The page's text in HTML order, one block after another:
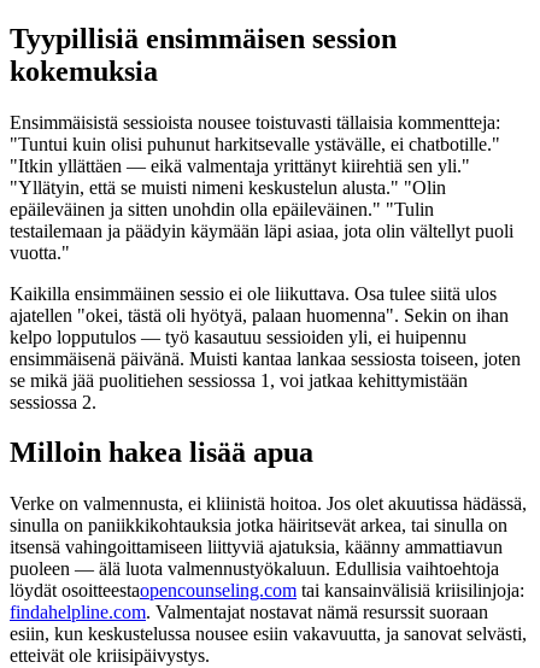
Tyypillisiä ensimmäisen session
kokemuksia
Ensimmäisistä sessioista nousee toistuvasti tällaisia kommentteja:
"Tuntui kuin olisi puhunut harkitsevalle ystävälle, ei chatbotille."
"Itkin yllättäen — eikä valmentaja yrittänyt kiirehtiä sen yli."
"Yllätyin, että se muisti nimeni keskustelun alusta." "Olin
epäileväinen ja sitten unohdin olla epäileväinen." "Tulin
testailemaan ja päädyin käymään läpi asiaa, jota olin vältellyt puoli
vuotta."
Kaikilla ensimmäinen sessio ei ole liikuttava. Osa tulee siitä ulos
ajatellen "okei, tästä oli hyötyä, palaan huomenna". Sekin on ihan
kelpo lopputulos — työ kasautuu sessioiden yli, ei huipennu
ensimmäisenä päivänä. Muisti kantaa lankaa sessiosta toiseen, joten
se mikä jää puolitiehen sessiossa 1, voi jatkaa kehittymistään
sessiossa 2.
Milloin hakea lisää apua
Verke on valmennusta, ei kliinistä hoitoa. Jos olet akuutissa hädässä,
sinulla on paniikkikohtauksia jotka häiritsevät arkea, tai sinulla on
itsensä vahingoittamiseen liittyviä ajatuksia, käänny ammattiavun
puoleen — älä luota valmennustyökaluun. Edullisia vaihtoehtoja
löydät osoitteestaopencounseling.com tai kansainvälisiä kriisilinjoja:
findahelpline.com. Valmentajat nostavat nämä resurssit suoraan
esiin, kun keskustelussa nousee esiin vakavuutta, ja sanovat selvästi,
etteivät ole kriisipäivystys.